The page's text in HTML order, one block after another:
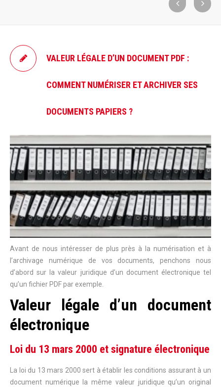
VALEUR LÉGALE D’UN DOCUMENT PDF :
COMMENT NUMÉRISER ET ARCHIVER SES
DOCUMENTS PAPIERS ?
Avant de nous intéresser de plus près à la numérisation et à
l’archivage numérique de vos documents, penchons nous
d’abord sur la valeur juridique d’un document électronique tel
qu’un fichier PDF par exemple.
Valeur légale d’un document
électronique
Loi du 13 mars 2000 et signature électronique
La loi du 13 mars 2000 sert à établir les conditions assurant à un
document numérique la même valeur juridique qu’un original